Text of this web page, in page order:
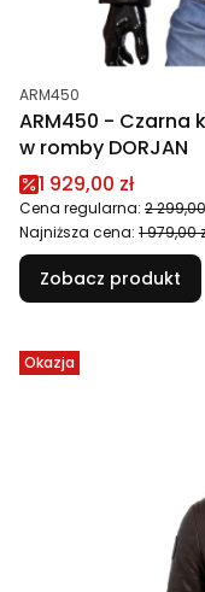
Kod produktu
ARM450
ARM450 - Czarna
w romby DORJAN
Cena promocyjna
1 929,00 zł
Cena regularna: 2 299,00
Najniższa cena: 1 979,00
Zobacz produkt
Okazja